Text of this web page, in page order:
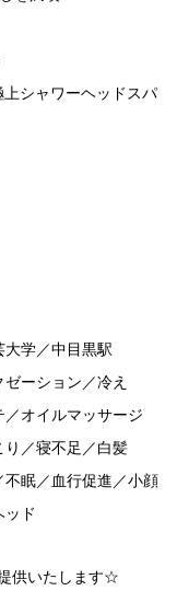
シャワーヘッドスパ
学／中目黒駅
ーション／冷え
オイルマッサージ
り／寝不足／白髪
眠／血行促進／小顔
ッド
供いたします☆